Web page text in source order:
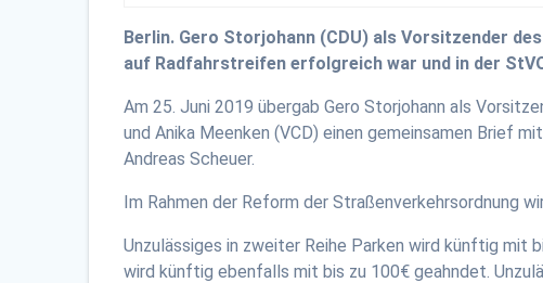
Berlin. Gero Storjohann (CDU) als Vorsitzender
auf Radfahrstreifen erfolgreich war und in der
Am 25. Juni 2019 übergab Gero Storjohann als
und Anika Meenken (VCD) einen gemeinsamen Brief
Andreas Scheuer.
Im Rahmen der Reform der Straßenverkehrsordnung
Unzulässiges in zweiter Reihe Parken wird künftig mit
wird künftig ebenfalls mit bis zu 100€ geahndet.